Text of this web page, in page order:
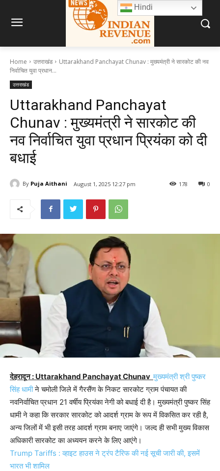
Home उत्तराखंड
Uttarakhand Panchayat Chunav : मुख्यमंत्री ने सारकोट की नव
निर्वाचित युवा प्रधान...
उत्तराखंड
Uttarakhand Panchayat
Chunav : मुख्यमंत्री ने सारकोट की
नव निर्वाचित युवा प्रधान प्रियंका को दी
बधाई
By Puja Aithani August 1, 2025 12:27 pm 0
178
देहरादून : Uttarakhand Panchayat Chunavमुख्यमंत्री श्री पुष्कर
सिंह धामीने चमोली जिले में गैरसैंण के निकट सारकोट ग्राम पंचायत की
नवनिर्वाचित प्रधान 21 वर्षीय प्रियंका नेगी को बधाई दी है। मुख्यमंत्री पुष्कर सिंह
धामी ने कहा कि सरकार सारकोट को आदर्श ग्राम के रूप में विकसित कर रही है,
अन्य जिलों में भी इसी तरह आदर्श ग्राम बनाए जाएंगे। जल्द ही सभी मुख्य विकास
अधिकारी सारकोट का अध्ययन करने के लिए आएंगे।
Trump Tariffs : व्हाइट हाउस ने ट्रंप टैरिफ की नई सूची जारी की, इसमें
भारत भी शामिल
Hindi